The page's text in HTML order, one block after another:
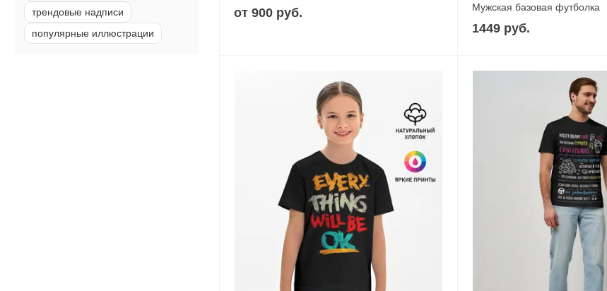
трендовые надписи
популярные иллюстрации
от 900 руб. Мужская базовая футболка
1449 руб.